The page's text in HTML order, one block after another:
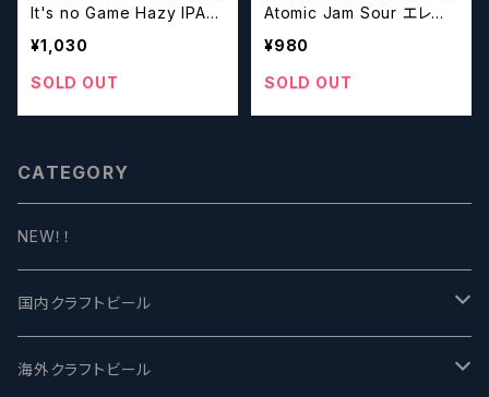
It's no Game Hazy IPA
エレクトリックバイシクルブ
ルーイング イッツノーゲー
ム ヘイジーIPA
¥1,030
SOLD OUT
Atomic Jam Sour エレク
トリックバイシクルブルーイ
ー
¥980
SOLD OUT
CATEGORY
NEW！！
国内クラフトビール
UCHU BREWING -うちゅうブルーイング
海外クラフトビール